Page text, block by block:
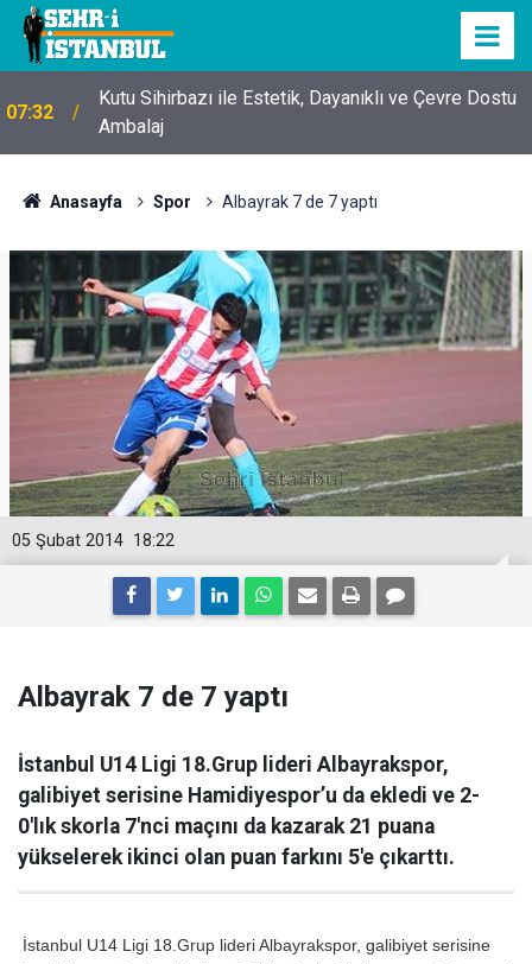
07:32
Kutu Sihirbazı ile Estetik, Dayanıklı ve Çevre Dostu
Ambalaj
Anasayfa Spor Albayrak 7 de 7 yaptı
18:22
05 Şubat 2014
Albayrak 7 de 7 yaptı
İstanbul U14 Ligi 18.Grup lideri Albayrakspor,
galibiyet serisine Hamidiyespor’u da ekledi ve 2-
0′lık skorla 7′nci maçını da kazarak 21 puana
yükselerek ikinci olan puan farkını 5′e çıkarttı.
İstanbul U14 Ligi 18.Grup lideri Albayrakspor, galibiyet serisine